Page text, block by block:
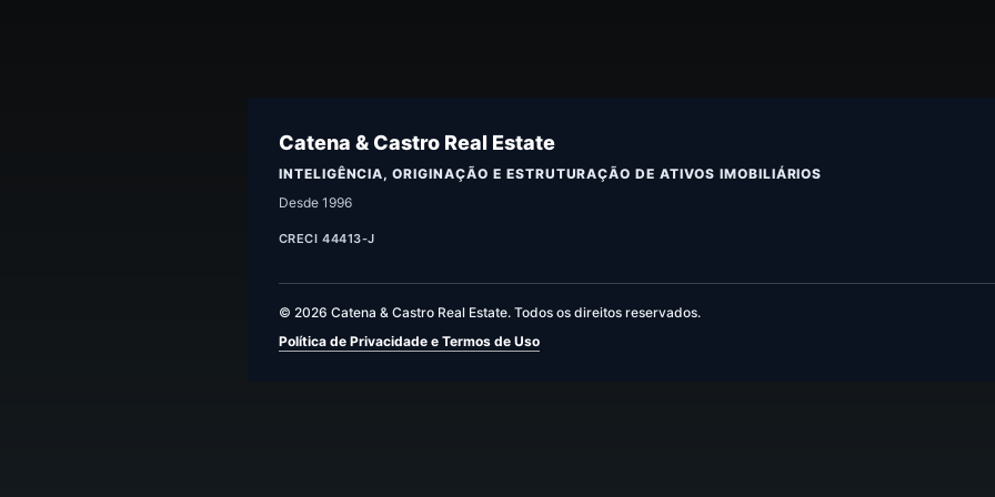
Catena & Castro Real Estate
INTELIGÊNCIA, ORIGINAÇÃO E ESTRUTURAÇÃO DE ATIVOS IMOBILIÁRIOS
Desde 1996
CRECI 44413-J
© 2026 Catena & Castro Real Estate. Todos os direitos reservados.
Política de Privacidade e Termos de Uso